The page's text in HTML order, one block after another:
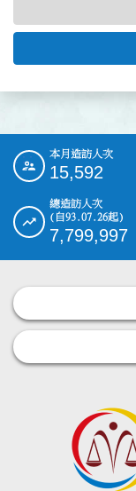
::: 本月造訪人次
15,592
總造訪人次
(自93.07.26起)
7,799,997